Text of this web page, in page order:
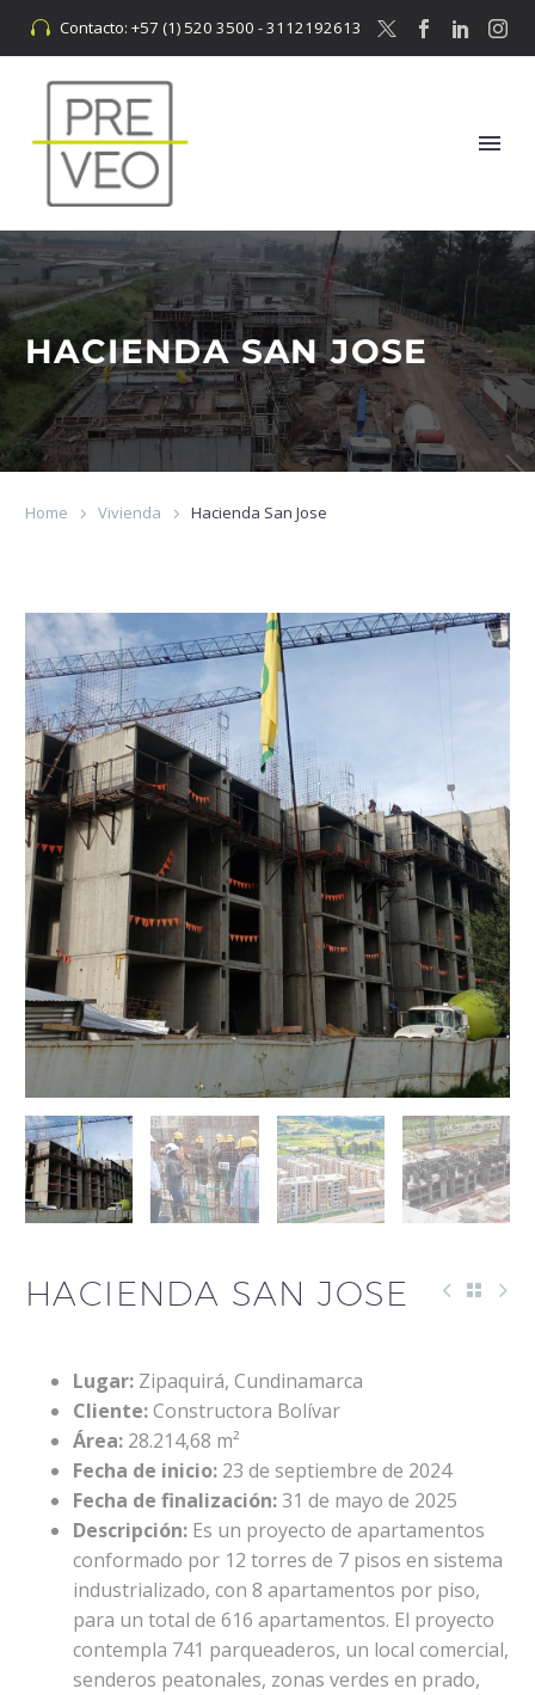

 Contacto: +57 (1) 520 3500 - 3112192613
HACIENDA SAN JOSE
Home Vivienda Hacienda San Jose
HACIENDA SAN JOSE
Lugar: Zipaquirá, Cundinamarca
Cliente:Constructora Bolívar
Área: 28.214,68 m²
Fecha de inicio: 23 de septiembre de 2024
Fecha de finalización:31 de mayo de 2025
Descripción: Es un proyecto de apartamentos
conformado por 12 torres de 7 pisos en sistema
industrializado, con 8 apartamentos por piso,
para un total de 616 apartamentos. El proyecto
contempla 741 parqueaderos, un local comercial,
senderos peatonales, zonas verdes en prado,